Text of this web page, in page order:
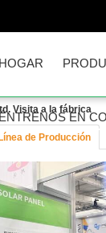
HOGAR
EN
Visita a la fábrica
Línea de Producción